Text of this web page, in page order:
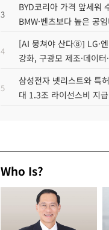
3
BYD코리아 가격 앞세워
BMW·벤츠보다 높은 공
4
[AI 뭉쳐야 산다⑧] LG·
강화, 구광모 제조·데이터
5
삼성전자 넷리스트와 특
대 1.3조 라이선스비 지급
Who Is?